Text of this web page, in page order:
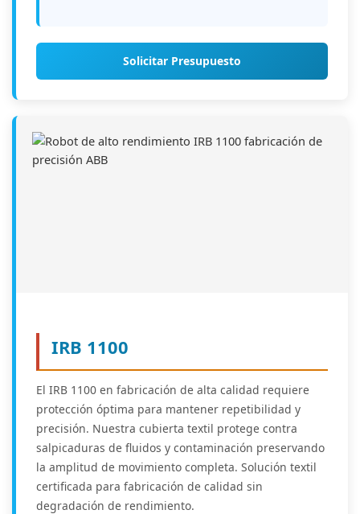
Solicitar Presupuesto
IRB 1100
El IRB 1100 en fabricación de alta calidad requiere
protección óptima para mantener repetibilidad y
precisión. Nuestra cubierta textil protege contra
salpicaduras de fluidos y contaminación preservando
la amplitud de movimiento completa. Solución textil
certificada para fabricación de calidad sin
degradación de rendimiento.